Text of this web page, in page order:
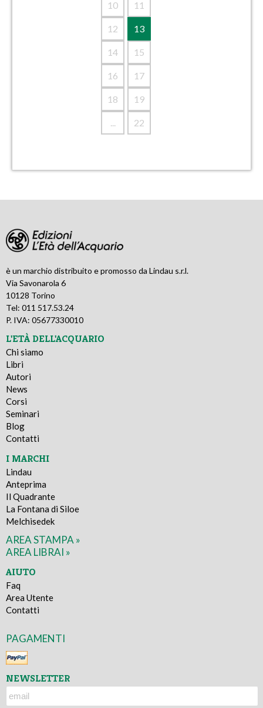
10 11
12 13
14 15
16 17
18 19
22
è un marchio distribuito e promosso da Lindau s.r.l.
Via Savonarola 6
10128 Torino
Tel: 011 517.53.24
P. IVA: 05677330010
L'ETÀ DELL'ACQUARIO
Chi siamo
Libri
Autori
News
Corsi
Seminari
Blog
Contatti
I MARCHI
Lindau
Anteprima
Il Quadrante
La Fontana di Siloe
Melchisedek
AREA STAMPA »
AREA LIBRAI »
AIUTO
Faq
Area Utente
Contatti
PAGAMENTI
NEWSLETTER